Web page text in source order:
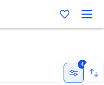
4